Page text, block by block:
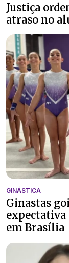
Justiça
atraso no
GINÁSTICA
Ginastas
expectativa
em Brasília